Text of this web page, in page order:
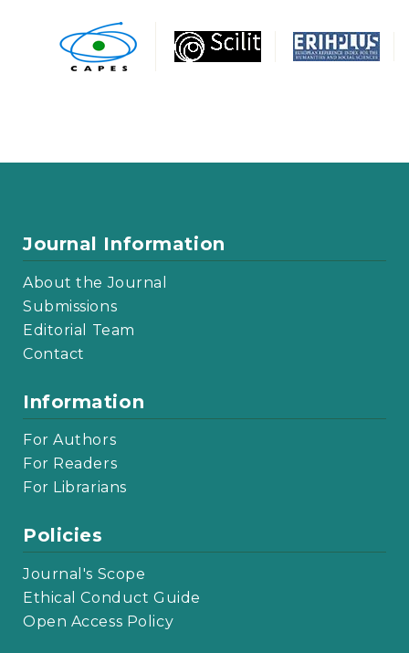
Journal Information
About the Journal
Submissions
Editorial Team
Contact
Information
For Authors
For Readers
For Librarians
Policies
Journal's Scope
Ethical Conduct Guide
Open Access Policy